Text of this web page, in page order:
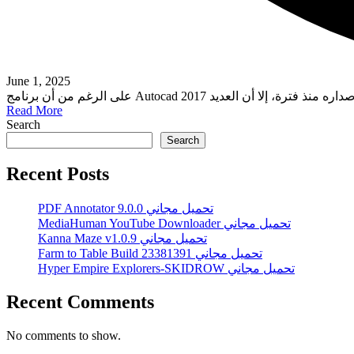
June 1, 2025
Read More
Search
Search
Recent Posts
PDF Annotator 9.0.0 تحميل مجاني
MediaHuman YouTube Downloader تحميل مجاني
Kanna Maze v1.0.9 تحميل مجاني
Farm to Table Build 23381391 تحميل مجاني
Hyper Empire Explorers-SKIDROW تحميل مجاني
Recent Comments
No comments to show.